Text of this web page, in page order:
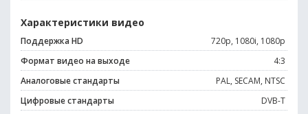
Характеристики видео
Поддержка HD
720p, 1080i, 1080p
Формат видео на выходе
4:3
Аналоговые стандарты
PAL, SECAM, NTSC
Цифровые стандарты
DVB-T